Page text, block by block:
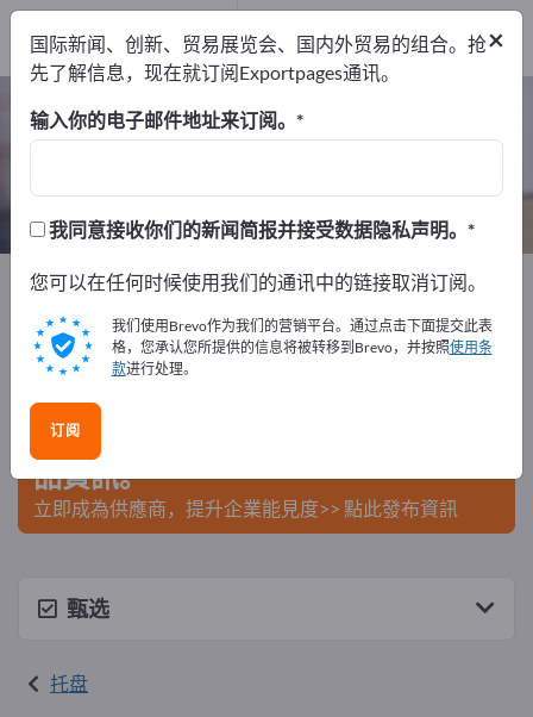
一次性托盘 – 查找制造商和供应商
4 4
出口商4
制造商4
Exportpages 运输与包装 托盘 一次性托盘
在Exportpages免費刊登廣告！
在Exportpages上發布您的公司與產
品資訊。
立即成為供應商，提升企業能見度>> 點此發布資訊
甄选
托盘
×
国际新闻、创新、贸易展览会、国内外贸易的组合。抢
先了解信息，现在就订阅Exportpages通讯。
输入你的电子邮件地址来订阅。
我同意接收你们的新闻简报并接受数据隐私声明。
您可以在任何时候使用我们的通讯中的链接取消订阅。
我们使用Brevo作为我们的营销平台。通过点击下面提交此表
格，您承认您所提供的信息将被转移到Brevo，并按照使用条
款进行处理。
订阅